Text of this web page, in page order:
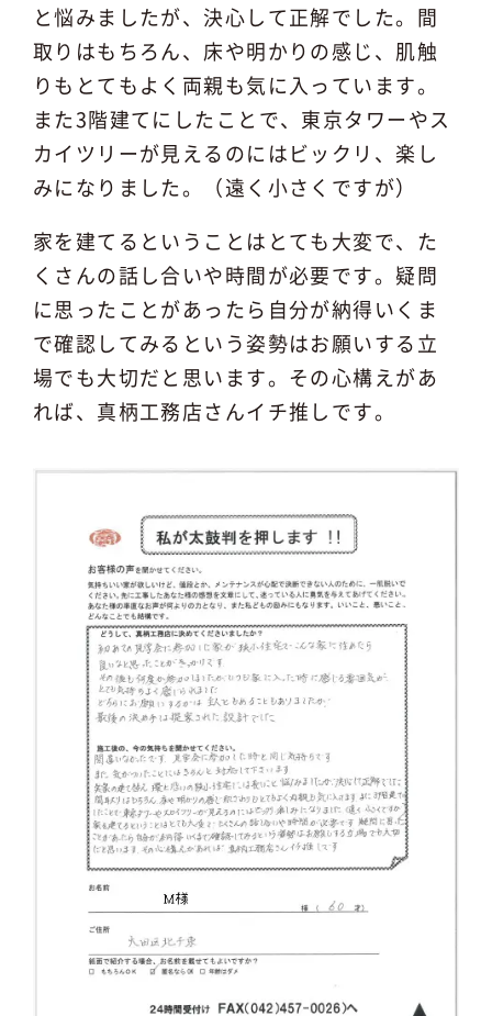
と悩みましたが、決心して正解でした。間
取りはもちろん、床や明かりの感じ、肌触
りもとてもよく両親も気に入っています。
また3階建てにしたことで、東京タワーやス
カイツリーが見えるのにはビックリ、楽し
みになりました。（遠く小さくですが）
家を建てるということはとても大変で、た
くさんの話し合いや時間が必要です。疑問
に思ったことがあったら自分が納得いくま
で確認してみるという姿勢はお願いする立
場でも大切だと思います。その心構えがあ
れば、真柄工務店さんイチ推しです。